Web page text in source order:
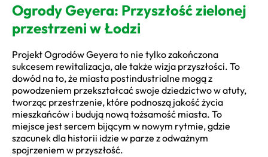
Ogrody Geyera: Przyszłość zielonej
przestrzeni w Łodzi
Projekt Ogrodów Geyera to nie tylko zakończona
sukcesem rewitalizacja, ale także wizja przyszłości. To
dowód na to, że miasta postindustrialne mogą z
powodzeniem przekształcać swoje dziedzictwo w atuty,
tworząc przestrzenie, które podnoszą jakość życia
mieszkańców i budują nową tożsamość miasta. To
miejsce jest sercem bijącym w nowym rytmie, gdzie
szacunek dla historii idzie w parze z odważnym
spojrzeniem w przyszłość.